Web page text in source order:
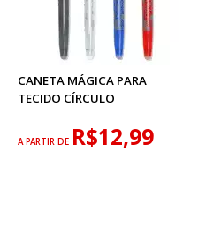
CANETA MÁGICA PARA
TECIDO CÍRCULO
A PARTIR DE R$12,99